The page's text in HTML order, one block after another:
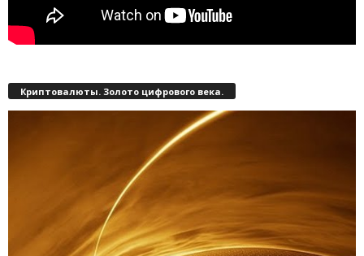
Криптовалюты. Золото цифрового века.